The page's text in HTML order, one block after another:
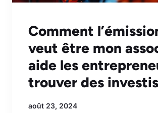
Comment
veut être mon
aide les
trouver des
août 23, 2024